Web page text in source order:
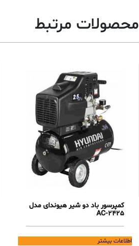
محصولات مرتبط
کمپرسور باد دو شیر هیوندای مدل
AC-2425
اطلاعات بیشتر